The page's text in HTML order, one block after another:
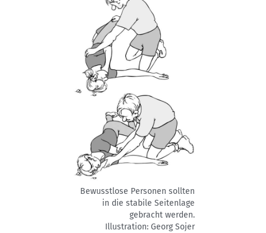
Bewusstlose Personen sollten
in die stabile Seitenlage
gebracht werden.
Illustration: Georg Sojer